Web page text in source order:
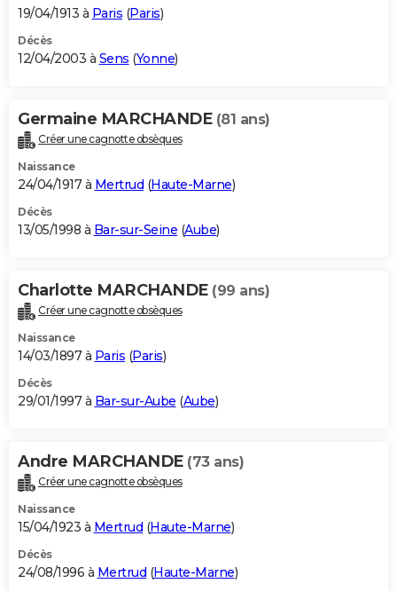
19/04/1913 à Paris (Paris)
Décès
12/04/2003 à Sens (Yonne)
Germaine MARCHANDE (81 ans)
Créer une cagnotte obsèques
Naissance
24/04/1917 à Mertrud (Haute-Marne)
Décès
13/05/1998 à Bar-sur-Seine (Aube)
Charlotte MARCHANDE (99 ans)
Créer une cagnotte obsèques
Naissance
14/03/1897 à Paris (Paris)
Décès
29/01/1997 à Bar-sur-Aube (Aube)
Andre MARCHANDE (73 ans)
Créer une cagnotte obsèques
Naissance
15/04/1923 à Mertrud (Haute-Marne)
Décès
24/08/1996 à Mertrud (Haute-Marne)